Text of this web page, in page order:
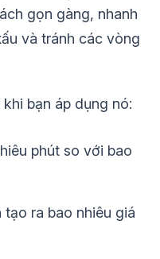
gọn gàng, nhanh
và tránh các vòng
bạn áp dụng nó:
phút so với bao
ra bao nhiêu giá